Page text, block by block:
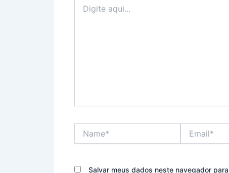
aqui...
Salvar meus dados neste navegador